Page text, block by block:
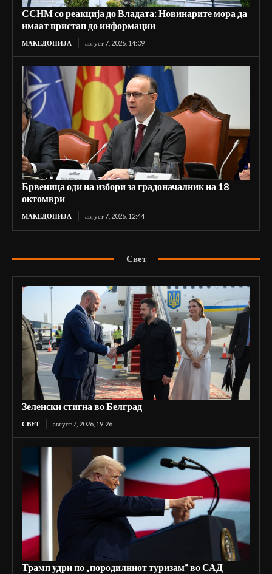
ССНМ со реакција до Владата: Новинарите мора да
имаат пристап до информации
МАКЕДОНИЈА август 7, 2026, 14:09
Брвеница оди на избори за градоначалник на 18
октомври
МАКЕДОНИЈА август 7, 2026, 12:44
Свет
Зеленски стигна во Белград
СВЕТ август 7, 2026, 19:26
Трамп удри по „породилниот туризам“ во САД